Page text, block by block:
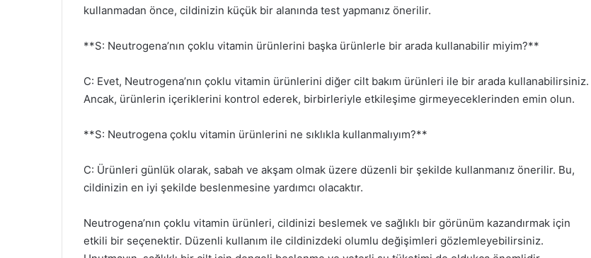
kullanmadan önce, cildinizin küçük bir alanında test yapmanız önerilir.
**S: Neutrogena’nın çoklu vitamin ürünlerini başka ürünlerle bir arada kullanabilir miyim?**
C: Evet, Neutrogena’nın çoklu vitamin ürünlerini diğer cilt bakım ürünleri ile bir arada kullanabilirsiniz.
Ancak, ürünlerin içeriklerini kontrol ederek, birbirleriyle etkileşime girmeyeceklerinden emin olun.
**S: Neutrogena çoklu vitamin ürünlerini ne sıklıkla kullanmalıyım?**
C: Ürünleri günlük olarak, sabah ve akşam olmak üzere düzenli bir şekilde kullanmanız önerilir. Bu,
cildinizin en iyi şekilde beslenmesine yardımcı olacaktır.
Neutrogena’nın çoklu vitamin ürünleri, cildinizi beslemek ve sağlıklı bir görünüm kazandırmak için
etkili bir seçenektir. Düzenli kullanım ile cildinizdeki olumlu değişimleri gözlemleyebilirsiniz.